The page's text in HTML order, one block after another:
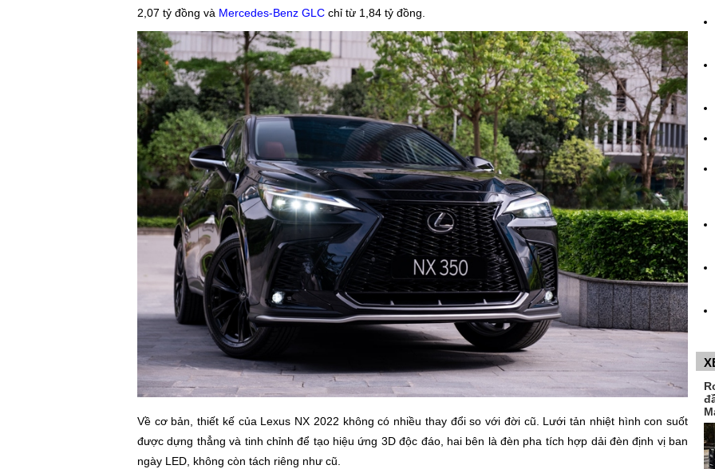
2,07 tỷ đồng và Mercedes-Benz GLC chỉ từ 1,84 tỷ đồng.
Về cơ bản, thiết kế của Lexus NX 2022 không có nhiều thay đổi so với đời cũ. Lưới tản nhiệt hình con suốt
được dựng thẳng và tinh chỉnh để tạo hiệu ứng 3D độc đáo, hai bên là đèn pha tích hợp dải đèn định vị ban
ngày LED, không còn tách riêng như cũ.